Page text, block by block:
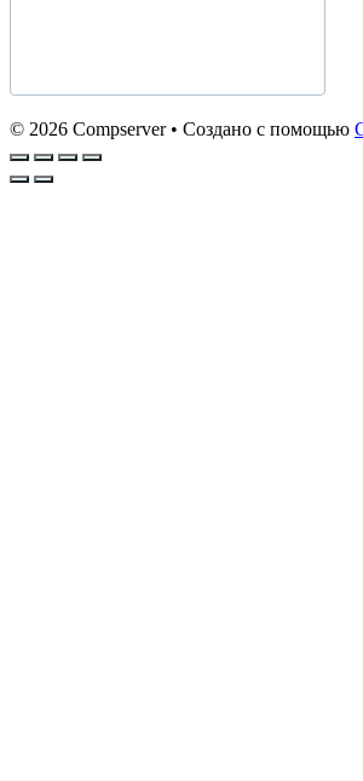
© 2026 Compserver• Создано с помощью